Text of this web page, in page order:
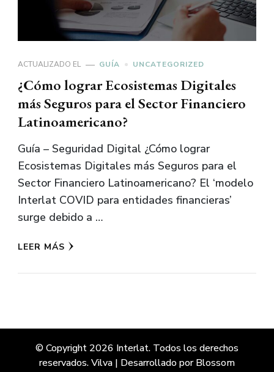
ACTUALIZADO EL GUÍA UNCATEGORIZED
¿Cómo lograr Ecosistemas Digitales
más Seguros para el Sector Financiero
Latinoamericano?
Guía – Seguridad Digital ¿Cómo lograr
Ecosistemas Digitales más Seguros para el
Sector Financiero Latinoamericano? El ‘modelo
Interlat COVID para entidades financieras’
surge debido a …
LEER MÁS
© Copyright 2026 Interlat. Todos los derechos
reservados.Vilva | Desarrollado porBlossom